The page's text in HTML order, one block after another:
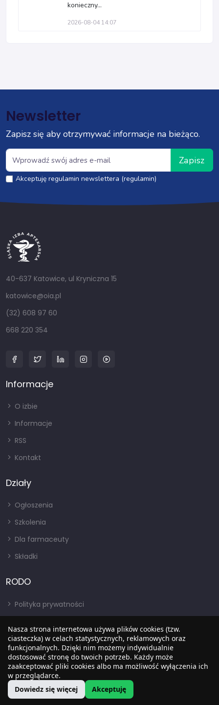
konieczny...
2026-08-04 14:07
Newsletter
Zapisz się aby otrzymywać informacje na bieżąco.
Zapisz
Akceptuję regulamin newslettera (regulamin)
40-637 Katowice, ul Kryniczna 15
katowice@oia.pl
(32) 608 97 60
668 220 354
Informacje
O izbie
Informacje
RSS
Kontakt
Działy
Ogłoszenia
Szkolenia
Dla farmaceuty
Składki
RODO
Polityka prywatności
RODO
BIP
Copyright © 2022 SIA. Wszystkie prawa zastrzezone.
Nasza strona internetowa używa plików cookies (tzw.
ciasteczka) w celach statystycznych, reklamowych oraz
funkcjonalnych. Dzięki nim możemy indywidualnie
dostosować stronę do twoich potrzeb. Każdy może
zaakceptować pliki cookies albo ma możliwość wyłączenia ich
w przeglądarce.
Dowiedz się więcej
Akceptuję